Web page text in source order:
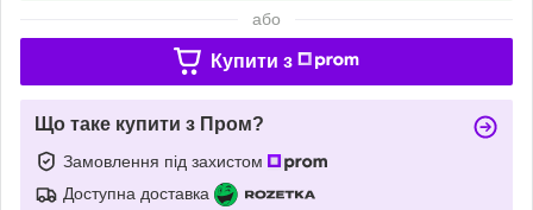
або
Купити з
Що таке купити з Пром?
Замовлення під захистом
Доступна доставка